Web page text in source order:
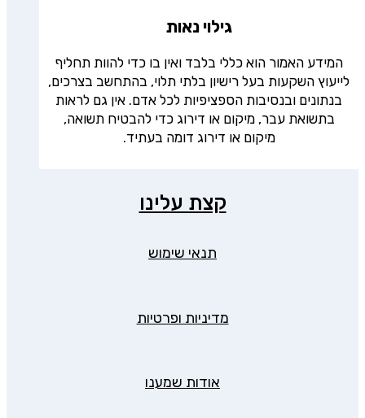
גילוי נאות
המידע האמור הוא כללי בלבד ואין בו כדי להוות תחליף
לייעוץ השקעות בעל רישיון בלתי תלוי, בהתחשב בצרכים,
בנתונים ובנסיבות הספציפיות לכל אדם. אין גם לראות
בתשואת עבר, מיקום או דירוג כדי להבטיח תשואה,
מיקום או דירוג דומה בעתיד.
קצת עלינו
תנאי שימוש
מדיניות ופרטיות
אודות שמענו